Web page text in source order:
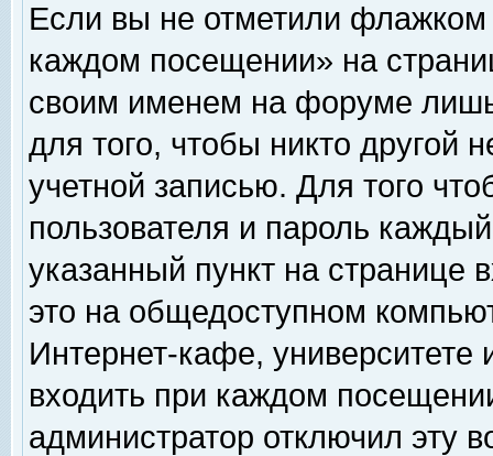
Если вы не отметили флажком
каждом посещении» на
своим именем на форуме
для того, чтобы никто другой
учетной записью. Для того
пользователя и пароль
указанный пункт на
это на общедоступном
Интернет-кафе, университете
входить при каждом
администратор отключил эту